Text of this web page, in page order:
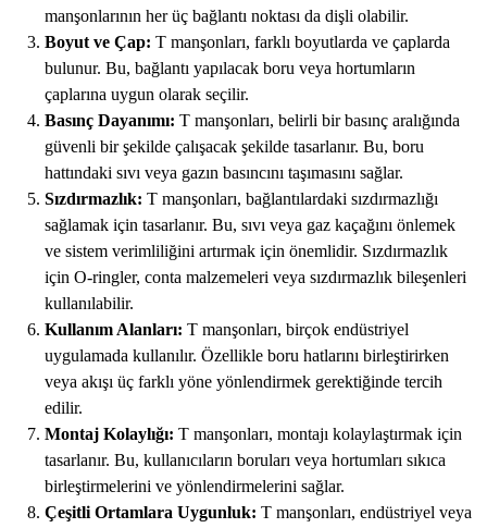
manşonlarının her üç bağlantı noktası da dişli olabilir.
Boyut ve Çap: T manşonları, farklı boyutlarda ve çaplarda
bulunur. Bu, bağlantı yapılacak boru veya hortumların
çaplarına uygun olarak seçilir.
Basınç Dayanımı: T manşonları, belirli bir basınç aralığında
güvenli bir şekilde çalışacak şekilde tasarlanır. Bu, boru
hattındaki sıvı veya gazın basıncını taşımasını sağlar.
Sızdırmazlık: T manşonları, bağlantılardaki sızdırmazlığı
sağlamak için tasarlanır. Bu, sıvı veya gaz kaçağını önlemek
ve sistem verimliliğini artırmak için önemlidir. Sızdırmazlık
için O-ringler, conta malzemeleri veya sızdırmazlık bileşenleri
kullanılabilir.
Kullanım Alanları: T manşonları, birçok endüstriyel
uygulamada kullanılır. Özellikle boru hatlarını birleştirirken
veya akışı üç farklı yöne yönlendirmek gerektiğinde tercih
edilir.
Montaj Kolaylığı: T manşonları, montajı kolaylaştırmak için
tasarlanır. Bu, kullanıcıların boruları veya hortumları sıkıca
birleştirmelerini ve yönlendirmelerini sağlar.
Çeşitli Ortamlara Uygunluk: T manşonları, endüstriyel veya